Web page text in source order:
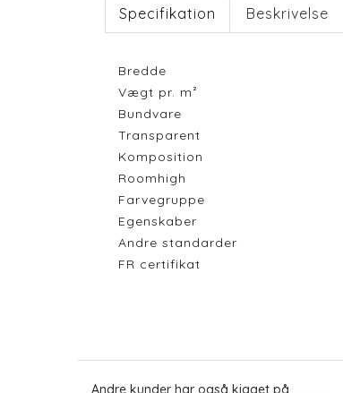
Specifikation Beskrivelse
Bredde
Vægt pr. m²
Bundvare
Transparent
Komposition
Roomhigh
Farvegruppe
Egenskaber
Andre standarder
FR certifikat
Andre kunder har også kigget på